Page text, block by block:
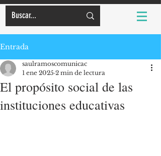
Entrada
El propósito social de las
instituciones educativas
saulramoscomunicac
1 ene 2025 2 min de lectura